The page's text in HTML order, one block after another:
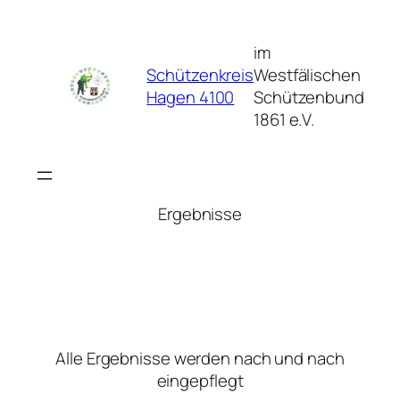
Schützenkreis
Hagen 4100
im
Westfälischen
Schützenbund
1861 e.V.
Ergebnisse
Alle Ergebnisse werden nach und nach
eingepflegt